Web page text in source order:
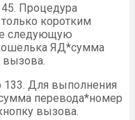
Процедура
коротким
следующую
ЯД*сумма
Для выполнения
перевода*номер
вызова.